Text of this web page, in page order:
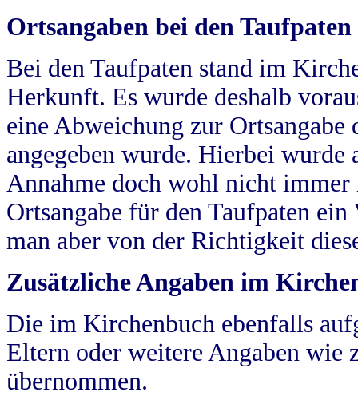
Ortsangaben bei den Taufpaten
Bei den Taufpaten stand im
Herkunft. Es wurde deshalb
eine Abweichung zur
angegeben wurde. Hierbei wurde
Annahme doch wohl nicht
Ortsangabe für den Taufpaten
man aber von der Richtigkeit
Zusätzliche Angaben im
Die im Kirchenbuch ebenfalls
Eltern oder weitere Angaben wie
übernommen.